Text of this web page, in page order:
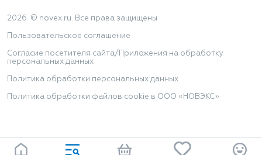
2026 © novex.ru. Все права защищены
Пользовательское соглашение
Согласие посетителя сайта/Приложения на обработку
персональных данных
Политика обработки персональных данных
Политика обработки файлов cookie в ООО «НОВЭКС»